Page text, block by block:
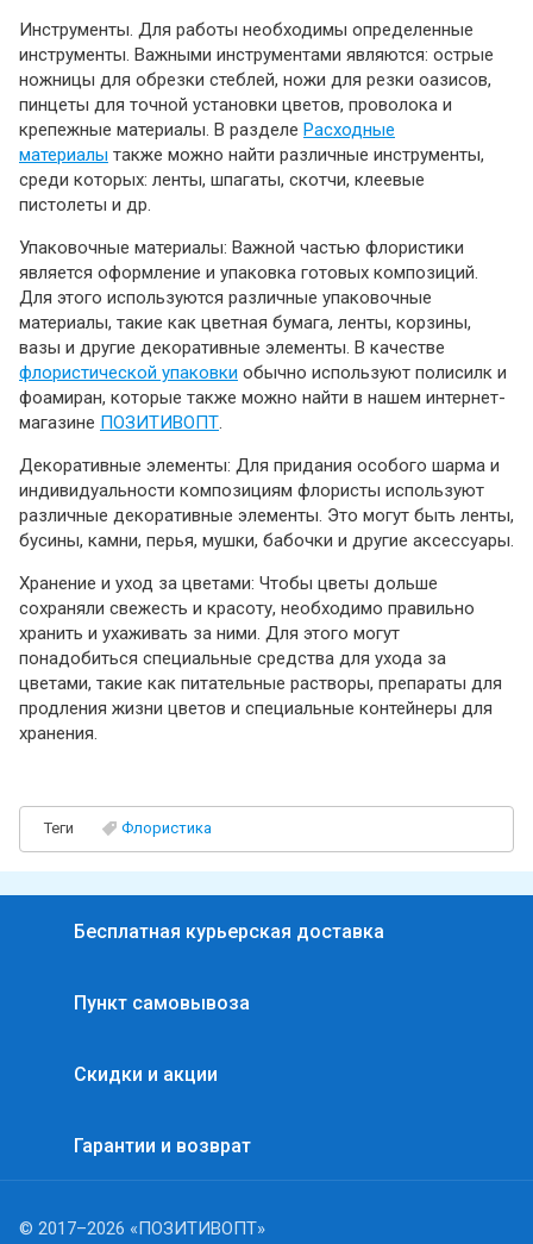
Инструменты. Для работы необходимы определенные
инструменты. Важными инструментами являются: острые
ножницы для обрезки стеблей, ножи для резки оазисов,
пинцеты для точной установки цветов, проволока и
крепежные материалы. В разделе Расходные
материалы также можно найти различные инструменты,
среди которых: ленты, шпагаты, скотчи, клеевые
пистолеты и др.
Упаковочные материалы: Важной частью флористики
является оформление и упаковка готовых композиций.
Для этого используются различные упаковочные
материалы, такие как цветная бумага, ленты, корзины,
вазы и другие декоративные элементы. В качестве
флористической упаковки обычно используют полисилк и
фоамиран, которые также можно найти в нашем интернет-
магазине ПОЗИТИВОПТ.
Декоративные элементы: Для придания особого шарма и
индивидуальности композициям флористы используют
различные декоративные элементы. Это могут быть ленты,
бусины, камни, перья, мушки, бабочки и другие аксессуары.
Хранение и уход за цветами: Чтобы цветы дольше
сохраняли свежесть и красоту, необходимо правильно
хранить и ухаживать за ними. Для этого могут
понадобиться специальные средства для ухода за
цветами, такие как питательные растворы, препараты для
продления жизни цветов и специальные контейнеры для
хранения.
Теги Флористика
Бесплатная курьерская доставка
Пункт самовывоза
Скидки и акции
Гарантии и возврат
© 2017–2026 «ПОЗИТИВОПТ»